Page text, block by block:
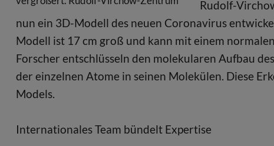
Rudolf-
nun ein 3D-Modell des neuen Coronavirus
Modell ist 17 cm groß und kann mit einem
Forscher entschlüsseln den molekularen Aufbau
der einzelnen Atome in seinen Molekülen. Diese
Models.
Internationales Team bündelt Expertise